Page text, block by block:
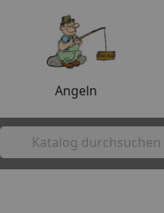
Angeln